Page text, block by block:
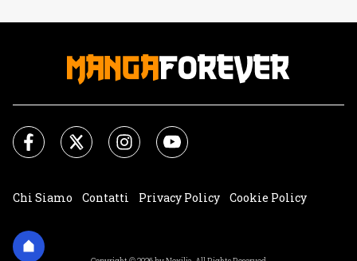
Chi Siamo Contatti Privacy Policy
Cookie Policy